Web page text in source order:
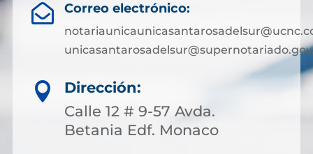
 Correo electrónico:

Dirección:
Calle 12 # 9-57 Avda.
Betania Edf. Monaco